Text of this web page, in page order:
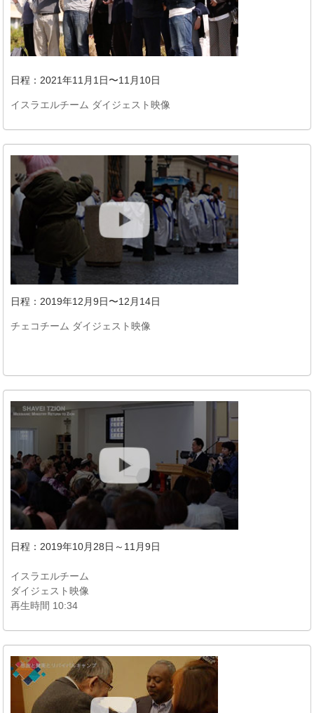
日程：2021年11月1日〜11月10日
イスラエルチーム ダイジェスト映像
日程：2019年12月9日〜12月14日
チェコチーム ダイジェスト映像
日程：2019年10月28日～11月9日
イスラエルチーム
ダイジェスト映像
再生時間 10:34